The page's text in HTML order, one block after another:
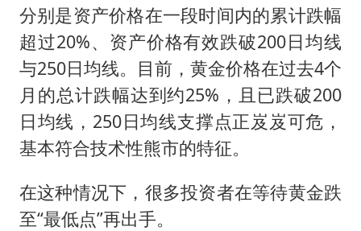
分别是资产价格在一段时间内的累计跌幅
超过20%、资产价格有效跌破200日均线
与250日均线。目前，黄金价格在过去4个
月的总计跌幅达到约25%，且已跌破200
日均线，250日均线支撑点正岌岌可危，
基本符合技术性熊市的特征。
在这种情况下，很多投资者在等待黄金跌
至“最低点”再出手。